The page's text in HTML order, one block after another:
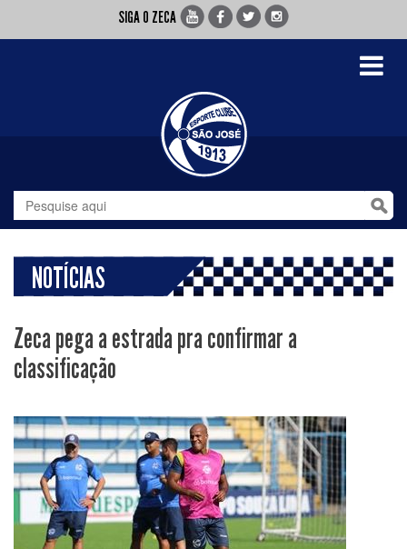
SIGA O ZECA
Toggle
NOTÍCIAS
Zeca pega a estrada pra confirmar a
classificação